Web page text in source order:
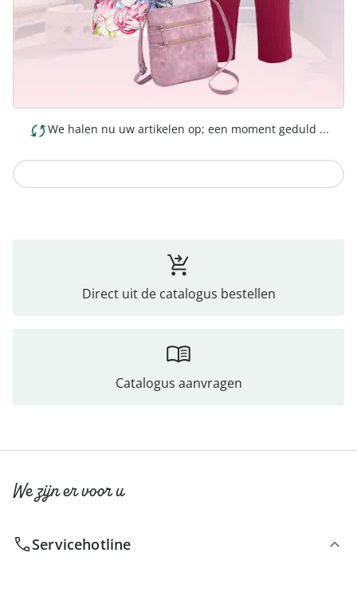
We halen nu uw artikelen op; een moment geduld ...
Direct uit de catalogus bestellen
Catalogus aanvragen
We zijn er voor u
Servicehotline